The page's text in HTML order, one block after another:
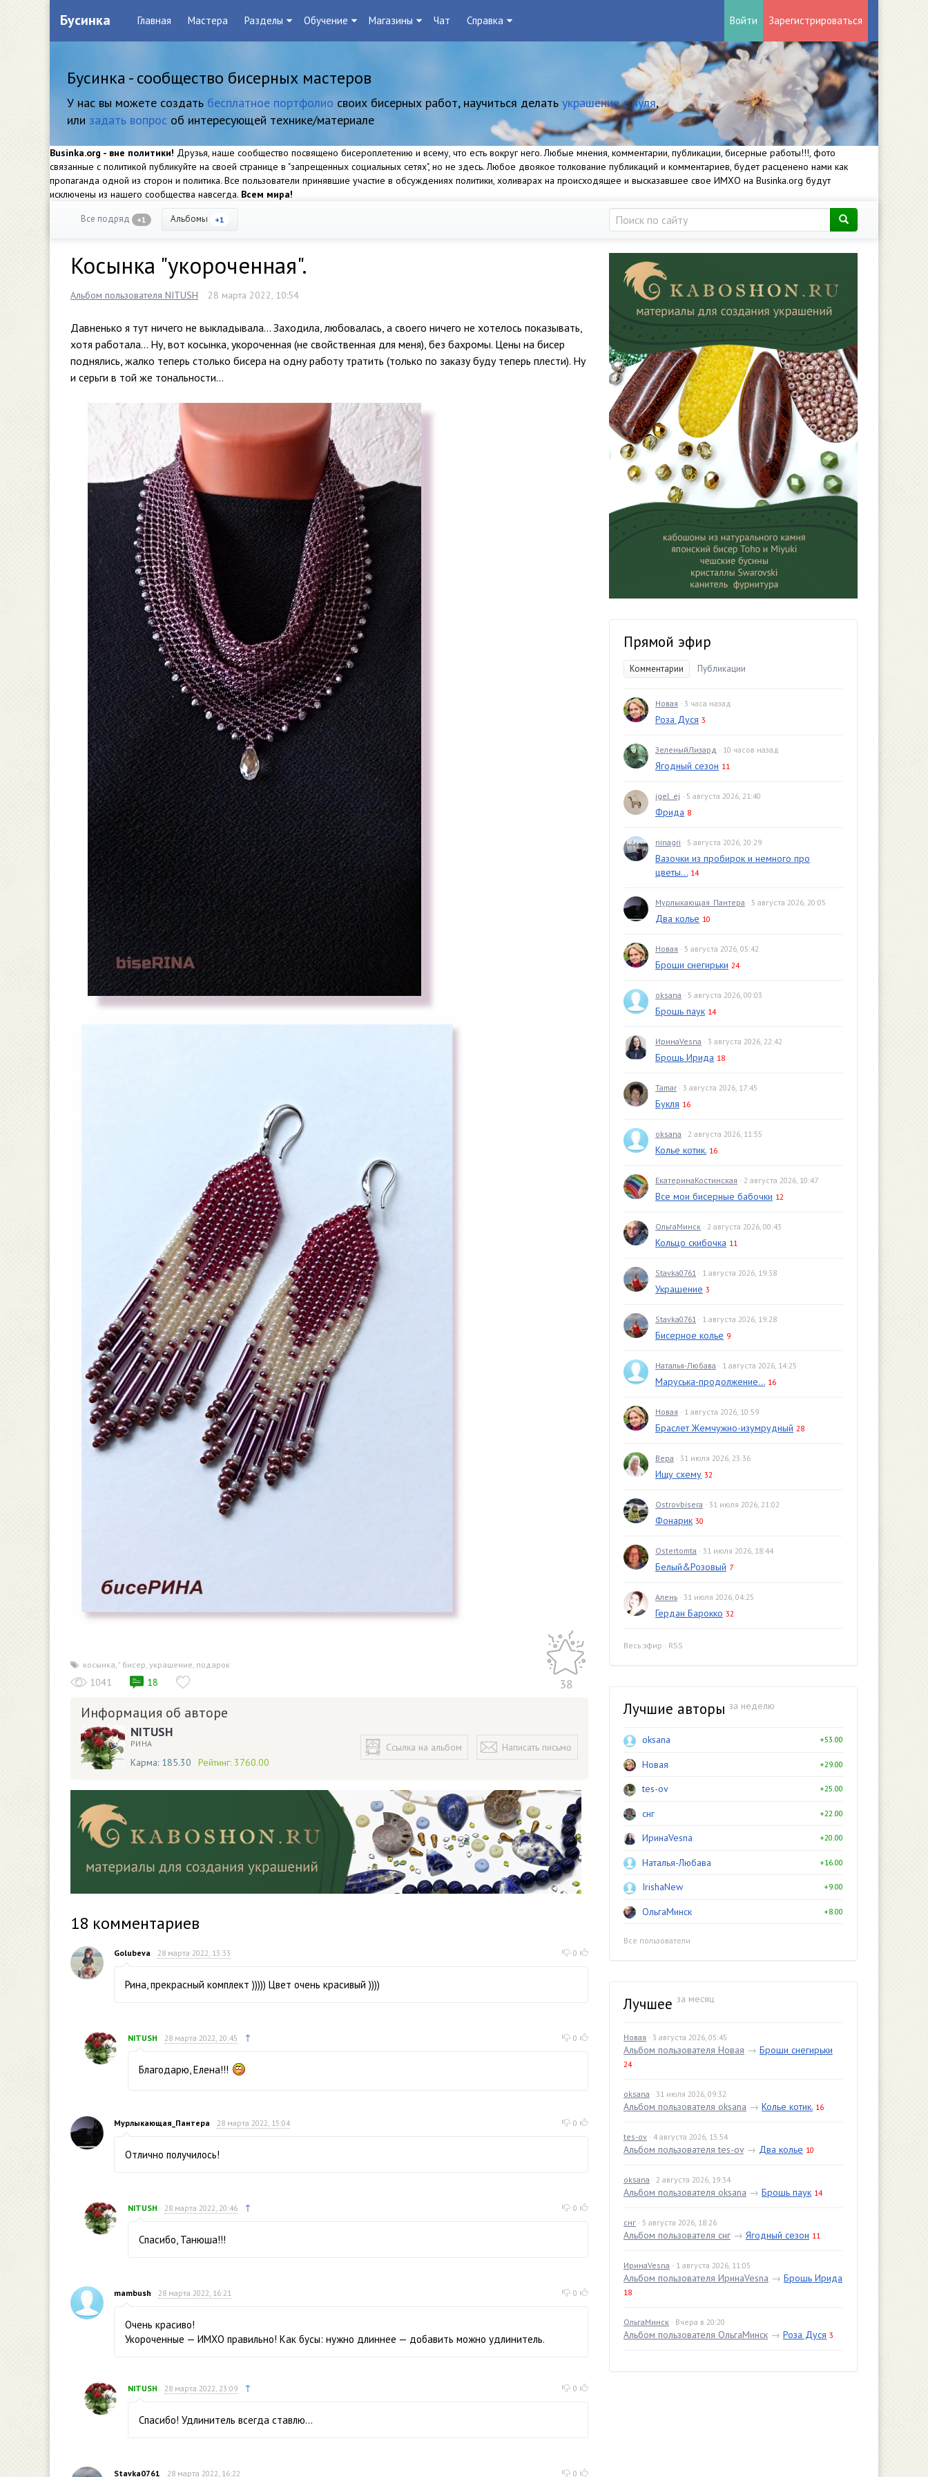
Бусинка Главная Мастера Разделы Обучение Магазины Чат Справка Войти Зарегистрироваться
Бусинка - сообщество бисерных мастеров
У нас вы можете создать бесплатное портфолио своих бисерных работ, научиться делать украшение с нуля,
или задать вопрос об интересующей технике/материале
Businka.org - вне политики! Друзья, наше сообщество посвящено бисероплетению и всему, что есть вокруг него. Любые мнения, комментарии, публикации, бисерные работы!!!, фото
связанные с политикой публикуйте на своей странице в "запрещенных социальных сетях", но не здесь. Любое двоякое толкование публикаций и комментариев, будет расценено нами как
пропаганда одной из сторон и политика. Все пользователи принявшие участие в обсуждениях политики, холиварах на происходящее и высказавшее свое ИМХО на Businka.org будут
исключены из нашего сообщества навсегда. Всем мира!
Все подряд +1 Альбомы +1
Косынка "укороченная".
Альбом пользователя NITUSH 28 марта 2022, 10:54
Давненько я тут ничего не выкладывала… Заходила, любовалась, а своего ничего не хотелось показывать,
хотя работала… Ну, вот косынка, укороченная (не свойственная для меня), без бахромы. Цены на бисер
поднялись, жалко теперь столько бисера на одну работу тратить (только по заказу буду теперь плести). Ну
и серьги в той же тональности…
косынка, " бисер, украшение, подарок
38
1041 18
Информация об авторе
NITUSH
РИНА
Карма: 185.30 Рейтинг: 3760.00
Ссылка на альбом Написать письмо
18 комментариев
Golubeva 28 марта 2022, 13:33 0
Рина, прекрасный комплект ))))) Цвет очень красивый ))))
NITUSH 28 марта 2022, 20:45 ↑ 0
Благодарю, Елена!!!
Мурлыкающая_Пантера 28 марта 2022, 15:04 0
Отлично получилось!
NITUSH 28 марта 2022, 20:46 ↑ 0
Спасибо, Танюша!!!
mambush 28 марта 2022, 16:21 0
Очень красиво!
Укороченные — ИМХО правильно! Как бусы: нужно длиннее — добавить можно удлинитель.
NITUSH 28 марта 2022, 23:09 ↑ 0
Спасибо! Удлинитель всегда ставлю…
Stavka0761 28 марта 2022, 16:22 0
Прямой эфир
Комментарии Публикации
Новая · 3 часа назад
Роза Дуся 3
ЗеленыйЛизард · 10 часов назад
Ягодный сезон 11
igel_ej · 5 августа 2026, 21:40
Фрида 8
ninagri · 5 августа 2026, 20:29
Вазочки из пробирок и немного про
цветы... 14
Мурлыкающая_Пантера · 5 августа 2026, 20:05
Два колье 10
Новая · 5 августа 2026, 05:42
Броши снегирьки 24
oksana · 5 августа 2026, 00:03
Брошь паук 14
ИринаVesna · 3 августа 2026, 22:42
Брошь Ирида 18
Tamar · 3 августа 2026, 17:45
Букля 16
oksana · 2 августа 2026, 11:55
Колье котик. 16
ЕкатеринаКостинская · 2 августа 2026, 10:47
Все мои бисерные бабочки 12
ОльгаМинск · 2 августа 2026, 00:43
Кольцо скибочка 11
Stavka0761 · 1 августа 2026, 19:38
Украшение 3
Stavka0761 · 1 августа 2026, 19:28
Бисерное колье 9
Наталья-Любава · 1 августа 2026, 14:25
Маруська-продолжение... 16
Новая · 1 августа 2026, 10:59
Браслет Жемчужно-изумрудный 28
Вера · 31 июля 2026, 23:36
Ищу схему 32
Ostrovbisera · 31 июля 2026, 21:02
Фонарик 30
Ostertomta · 31 июля 2026, 18:44
Белый&Розовый 7
Алень · 31 июля 2026, 04:25
Гердан Барокко 32
Весь эфир · RSS
Лучшие авторы за неделю
oksana +53.00
Новая +29.00
tes-ov +25.00
снг +22.00
ИринаVesna +20.00
Наталья-Любава +16.00
IrishaNew +9.00
ОльгаМинск +8.00
Все пользователи
Лучшее за месяц
Новая · 3 августа 2026, 05:45
Альбом пользователя Новая → Броши снегирьки
24
oksana · 31 июля 2026, 09:32
Альбом пользователя oksana → Колье котик. 16
tes-ov · 4 августа 2026, 13:54
Альбом пользователя tes-ov→ Два колье 10
oksana · 2 августа 2026, 19:34
Альбом пользователя oksana → Брошь паук 14
снг · 5 августа 2026, 18:26
Альбом пользователя снг → Ягодный сезон 11
ИринаVesna · 1 августа 2026, 11:05
Альбом пользователя ИринаVesna → Брошь Ирида
18
ОльгаМинск · Вчера в 20:20
Альбом пользователя ОльгаМинск → Роза Дуся 3